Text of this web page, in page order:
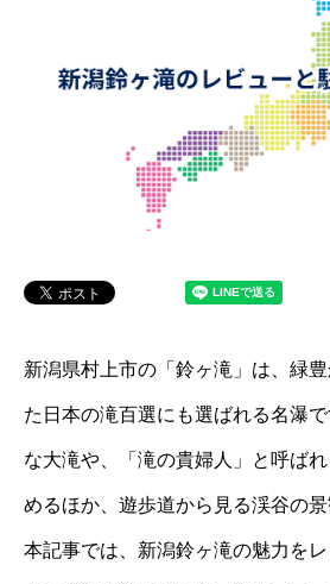
新潟県村上市の「鈴ヶ滝」は、緑
た日本の滝百選にも選ばれる名瀑
な大滝や、「滝の貴婦人」と呼ば
めるほか、遊歩道から見る渓谷の景
本記事では、新潟鈴ヶ滝の魅力を